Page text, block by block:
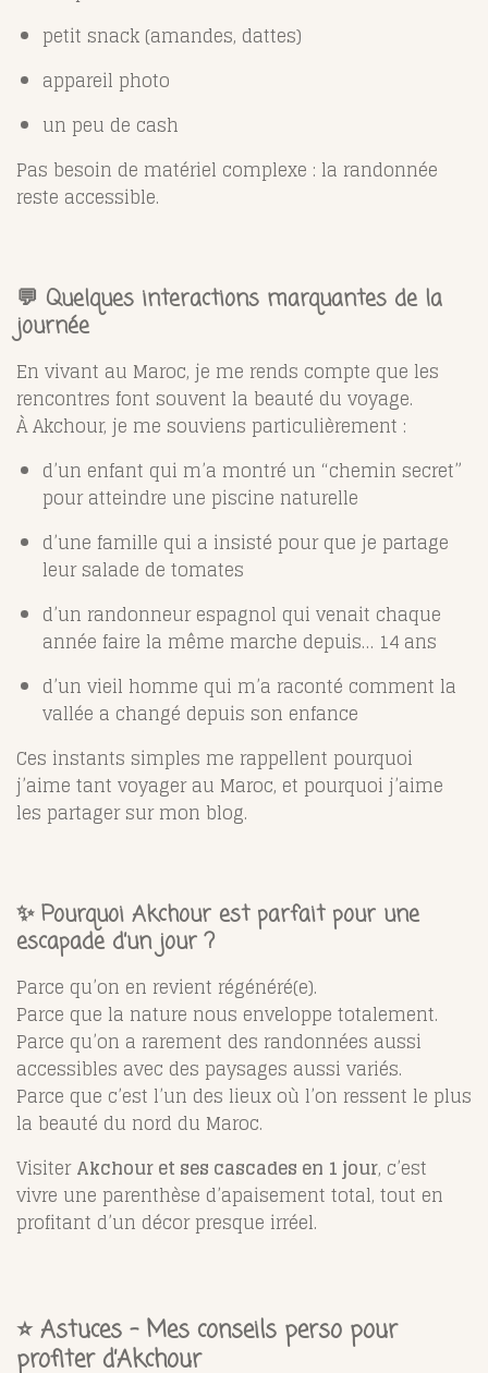
petit snack (amandes, dattes)
appareil photo
un peu de cash
Pas besoin de matériel complexe : la randonnée
reste accessible.
💬 Quelques interactions marquantes de la
journée
En vivant au Maroc, je me rends compte que les
rencontres font souvent la beauté du voyage.
À Akchour, je me souviens particulièrement :
d’un enfant qui m’a montré un “chemin secret”
pour atteindre une piscine naturelle
d’une famille qui a insisté pour que je partage
leur salade de tomates
d’un randonneur espagnol qui venait chaque
année faire la même marche depuis… 14 ans
d’un vieil homme qui m’a raconté comment la
vallée a changé depuis son enfance
Ces instants simples me rappellent pourquoi
j’aime tant voyager au Maroc, et pourquoi j’aime
les partager sur mon blog.
✨ Pourquoi Akchour est parfait pour une
escapade d’un jour ?
Parce qu’on en revient régénéré(e).
Parce que la nature nous enveloppe totalement.
Parce qu’on a rarement des randonnées aussi
accessibles avec des paysages aussi variés.
Parce que c’est l’un des lieux où l’on ressent le plus
la beauté du nord du Maroc.
VisiterAkchour et ses cascades en 1 jour, c’est
vivre une parenthèse d’apaisement total, tout en
profitant d’un décor presque irréel.
⭐ Astuces – Mes conseils perso pour
profiter d’Akchour